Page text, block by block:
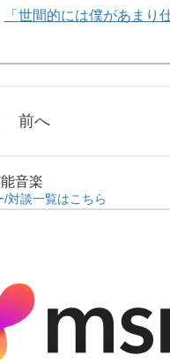
「世間的には僕があま
前へ
音楽
/対談一覧はこちら